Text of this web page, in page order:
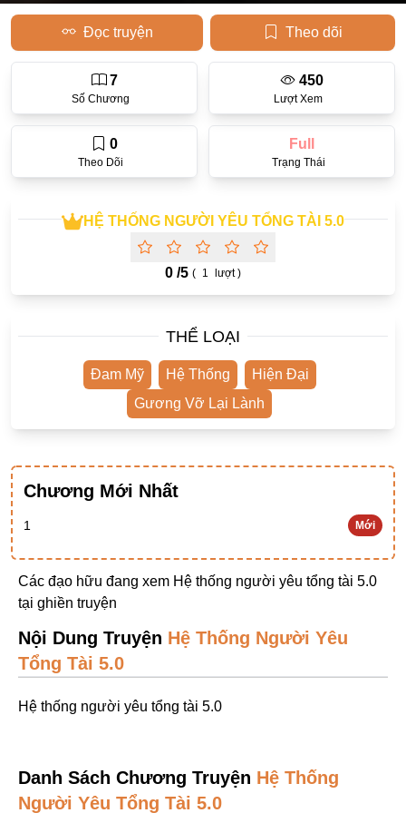
Học Đường
Điền Văn
Thanh Xuân Vườn Trường
Cưới Trước Yêu Sau
Hành Động
Phương Đông
Ngược Nữ
Khác
Niên Đại
Trinh Thám
Thức Tỉnh Nhân Vật
OE
SE
HỆ THỐNG NGƯỜI YÊU TỔNG TÀI 5.0
0 /5 ( 1 lượt )
Số Chương
7
Lượt Xem
450
Theo Dõi
0
Trạng Thái
Full
THỂ LOẠI
Đam Mỹ Hệ Thống
Hiện Đại
Gương Vỡ Lại Lành
Đọc truyện Theo dõi
Chương Mới Nhất
1 Mới
Các đạo hữu đang xem Hệ thống người yêu tổng tài 5.0
tại ghiền truyện
Nội Dung Truyện Hệ Thống Người Yêu
Tổng Tài 5.0
Hệ thống người yêu tổng tài 5.0
Danh Sách Chương Truyện Hệ Thống
Người Yêu Tổng Tài 5.0